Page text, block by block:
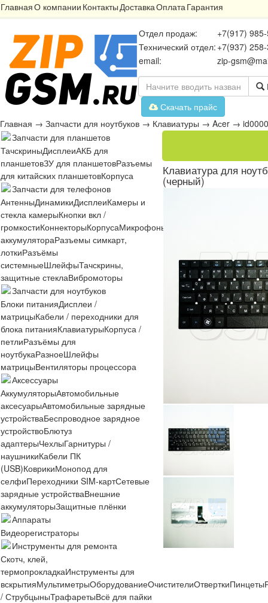
ГлавнаяО компании КонтактыДоставкаОплатаГарантия
Отдел продаж:
+7(917)
Технический отдел: +7(937)
email:
zip-
Скачать прайс
Главная → Запчасти для ноутбуков → Клавиатуры → Aсer →
Запчасти для планшетов
ТачскриныДисплеиАКБ для
планшетовЗУ для планшетовРазъемы
для китайских планшетовКорпуса
Запчасти для телефонов
АнтенныДинамикиДисплеиКамеры и
стекла камерыКнопки вкл /
громкостиКоннекторыКорпусаМикрофоны
аккумулятораРазъемы симкарт,
лоткиРазъёмы
системныеШлейфыТачскрины,
защитные стеклаВибромоторы
Запчасти для ноутбуков
Блоки питанияДисплеи /
матрицыКабели / переходники для
блока питанияКлавиатурыКорпуса /
петлиРазъёмы для
ноутбукаРазноеШлейфы
матрицыВентиляторы процессора
Аксессуары
АккумуляторыАвтомобильные
аксесуарыАвтомобильные зарядные
устройстваБеспроводное зарядное
устройствоБлютуз
адаптерыЧехлыГарнитуры /
наушникиКабели ПК
(USB)КоврикиМонопод для
селфиПереходники SIM-картСетевые
зарядные устройстваВнешние
аккумуляторыЗащитные плёнки
Аппараты
Видеорегистраторы
Инструменты для ремонта
Скотч, клей,
термопрокладкаИнструменты для
вскрытияМультиметрыОборудованиеОчистителиОтверткиПинцеты
/ СтрубцыныТрафаретыВсё для пайки
Клавиатура для
(черный)